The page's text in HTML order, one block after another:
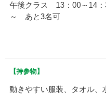
午後クラス 13：00～14
～ あと3名可
【持参物】
動きやすい服装、タオル、